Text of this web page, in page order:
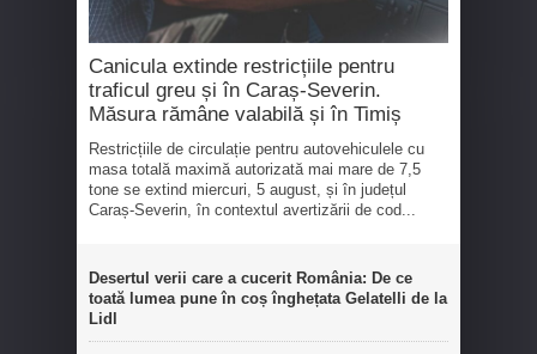
Canicula extinde restricțiile pentru
traficul greu și în Caraș-Severin.
Măsura rămâne valabilă și în Timiș
Restricțiile de circulație pentru autovehiculele cu
masa totală maximă autorizată mai mare de 7,5
tone se extind miercuri, 5 august, și în județul
Caraș-Severin, în contextul avertizării de cod...
Desertul verii care a cucerit România: De ce
toată lumea pune în coș înghețata Gelatelli de la
Lidl